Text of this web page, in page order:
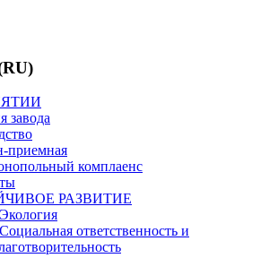
завода
приемная
комплаенс
РАЗВИТИЕ
ответственность и